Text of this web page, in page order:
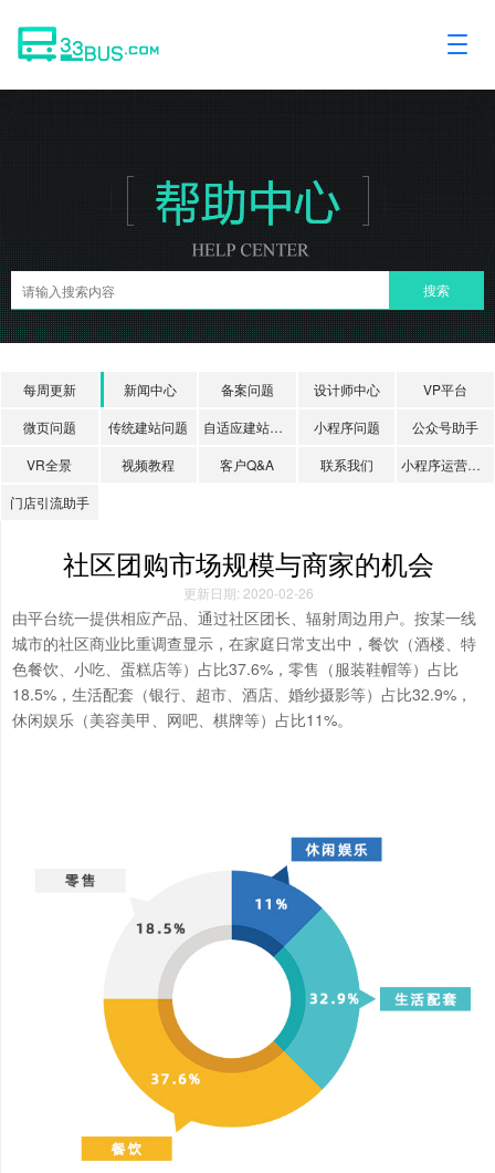
每周更新 新闻中心 备案问题 设计师中心
VP平台
微页问题
传统建站问题 自适应建站问题 小程序问题
公众号助手
VR全景
视频教程 客户Q&A 联系我们
小程序运营课堂
门店引流助手
社区团购市场规模与商家的机会
更新日期: 2020-02-26
由平台统一提供相应产品、通过社区团长、辐射周边用户。按某一线
城市的社区商业比重调查显示，在家庭日常支出中，餐饮（酒楼、特
色餐饮、小吃、蛋糕店等）占比37.6%，零售（服装鞋帽等）占比
18.5%，生活配套（银行、超市、酒店、婚纱摄影等）占比32.9%，
休闲娱乐（美容美甲、网吧、棋牌等）占比11%。